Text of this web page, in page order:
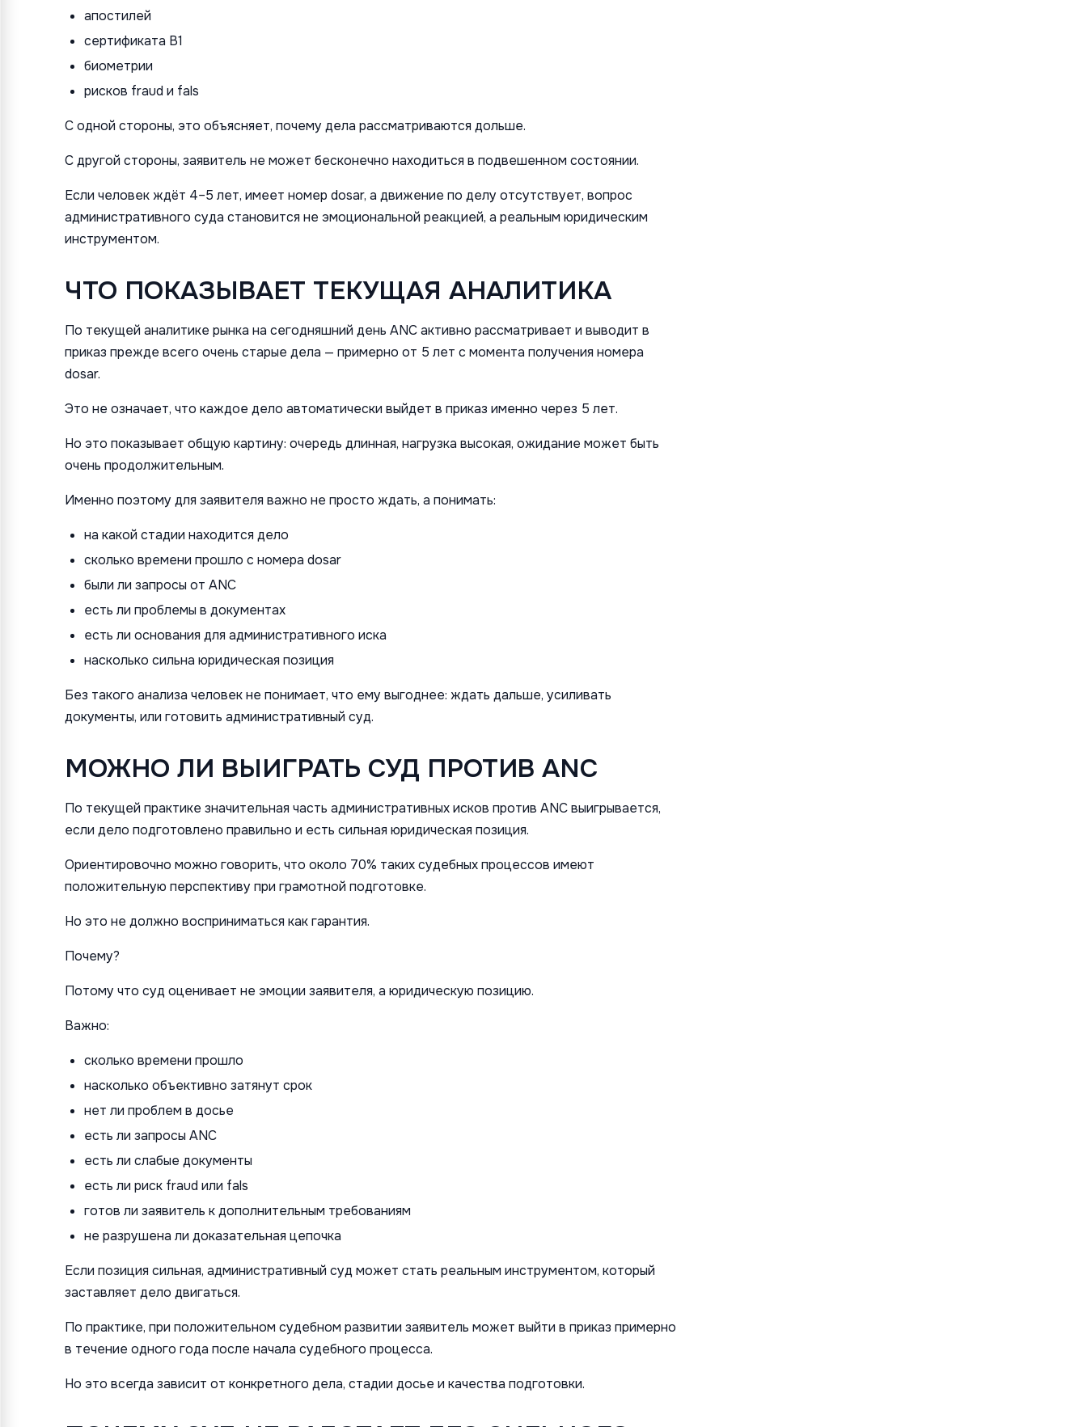
апостилей
сертификата B1
биометрии
рисков fraud и fals
С одной стороны, это объясняет, почему дела рассматриваются дольше.
С другой стороны, заявитель не может бесконечно находиться в подвешенном состоянии.
Если человек ждёт 4–5 лет, имеет номер dosar, а движение по делу отсутствует, вопрос
административного суда становится не эмоциональной реакцией, а реальным юридическим
инструментом.
ЧТО ПОКАЗЫВАЕТ ТЕКУЩАЯ АНАЛИТИКА
По текущей аналитике рынка на сегодняшний день ANC активно рассматривает и выводит в
приказ прежде всего очень старые дела — примерно от 5 лет с момента получения номера
dosar.
Это не означает, что каждое дело автоматически выйдет в приказ именно через 5 лет.
Но это показывает общую картину: очередь длинная, нагрузка высокая, ожидание может быть
очень продолжительным.
Именно поэтому для заявителя важно не просто ждать, а понимать:
на какой стадии находится дело
сколько времени прошло с номера dosar
были ли запросы от ANC
есть ли проблемы в документах
есть ли основания для административного иска
насколько сильна юридическая позиция
Без такого анализа человек не понимает, что ему выгоднее: ждать дальше, усиливать
документы, или готовить административный суд.
МОЖНО ЛИ ВЫИГРАТЬ СУД ПРОТИВ ANC
По текущей практике значительная часть административных исков против ANC выигрывается,
если дело подготовлено правильно и есть сильная юридическая позиция.
Ориентировочно можно говорить, что около 70% таких судебных процессов имеют
положительную перспективу при грамотной подготовке.
Но это не должно восприниматься как гарантия.
Почему?
Потому что суд оценивает не эмоции заявителя, а юридическую позицию.
Важно:
сколько времени прошло
насколько объективно затянут срок
нет ли проблем в досье
есть ли запросы ANC
есть ли слабые документы
есть ли риск fraud или fals
готов ли заявитель к дополнительным требованиям
не разрушена ли доказательная цепочка
Если позиция сильная, административный суд может стать реальным инструментом, который
заставляет дело двигаться.
По практике, при положительном судебном развитии заявитель может выйти в приказ примерно
в течение одного года после начала судебного процесса.
Но это всегда зависит от конкретного дела, стадии досье и качества подготовки.